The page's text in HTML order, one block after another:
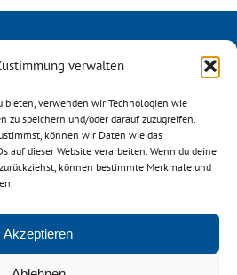
verwalten
bieten, verwenden wir Technologien wie
zu speichern und/oder darauf zuzugreifen.
können wir Daten wie das
auf dieser Website verarbeiten. Wenn du deine
können bestimmte Merkmale und
Akzeptieren